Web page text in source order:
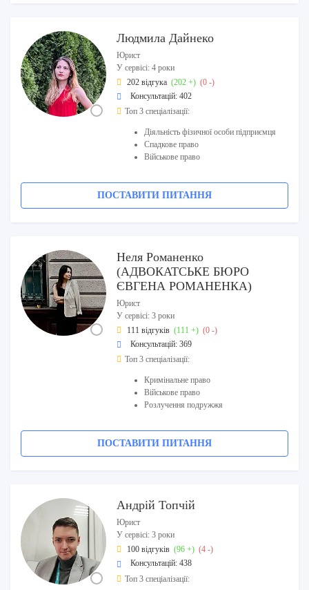
Людмила Дайнеко
Юрист
У сервісі: 4 роки
202 відгука (202 +) (0 -)
Консультацій: 402
Топ 3 спеціалізації:
Діяльність фізичної особи підприємця
Спадкове право
Військове право
ПОСТАВИТИ ПИТАННЯ
Неля Романенко
(АДВОКАТСЬКЕ БЮРО
ЄВГЕНА РОМАНЕНКА)
Юрист
У сервісі: 3 роки
111 відгуків (111 +) (0 -)
Консультацій: 369
Топ 3 спеціалізації:
Кримінальне право
Військове право
Розлучення подружжя
ПОСТАВИТИ ПИТАННЯ
Андрій Топчій
Юрист
У сервісі: 3 роки
100 відгуків (96 +) (4 -)
Консультацій: 438
Топ 3 спеціалізації: